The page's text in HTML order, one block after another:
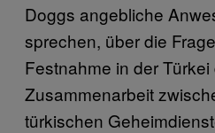
Doggs angebliche
sprechen, über die
Festnahme in der
Zusammenarbeit
türkischen